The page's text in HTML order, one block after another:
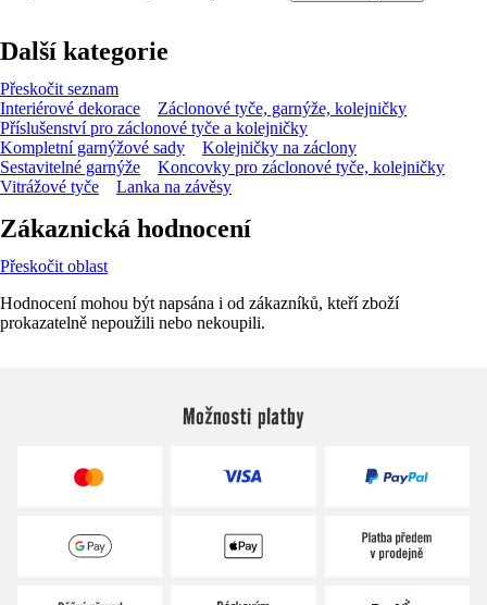
Další kategorie
Přeskočit seznam
Interiérové dekorace
Záclonové tyče, garnýže, kolejničky
Příslušenství pro záclonové tyče a kolejničky
Kompletní garnýžové sady
Kolejničky na záclony
Sestavitelné garnýže
Koncovky pro záclonové tyče, kolejničky
Vitrážové tyče
Lanka na závěsy
Zákaznická hodnocení
Přeskočit oblast
Hodnocení mohou být napsána i od zákazníků, kteří zboží
prokazatelně nepoužili nebo nekoupili.
Možnosti platby